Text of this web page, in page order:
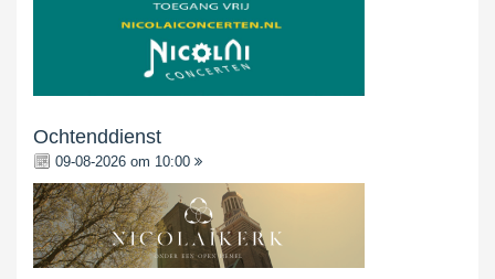
Ochtenddienst
09-08-2026 om 10:00